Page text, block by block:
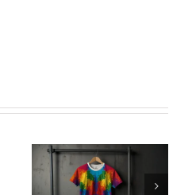
Uluslararası ve
Yolsuzlukla
Mücadele